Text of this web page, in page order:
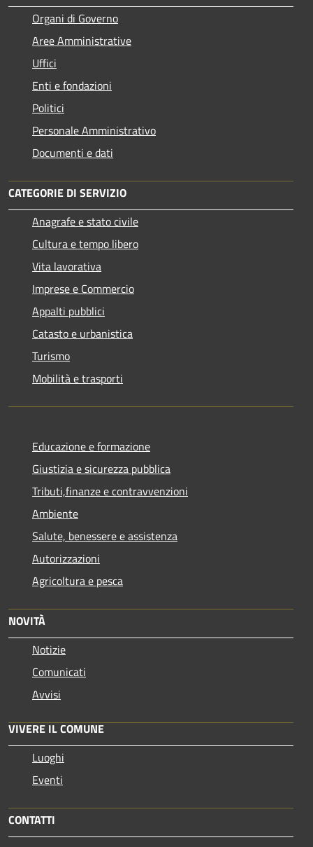
Organi di Governo
Aree Amministrative
Uffici
Enti e fondazioni
Politici
Personale Amministrativo
Documenti e dati
CATEGORIE DI SERVIZIO
Anagrafe e stato civile
Cultura e tempo libero
Vita lavorativa
Imprese e Commercio
Appalti pubblici
Catasto e urbanistica
Turismo
Mobilità e trasporti
Educazione e formazione
Giustizia e sicurezza pubblica
Tributi,finanze e contravvenzioni
Ambiente
Salute, benessere e assistenza
Autorizzazioni
Agricoltura e pesca
NOVITÀ
Notizie
Comunicati
Avvisi
VIVERE IL COMUNE
Luoghi
Eventi
CONTATTI